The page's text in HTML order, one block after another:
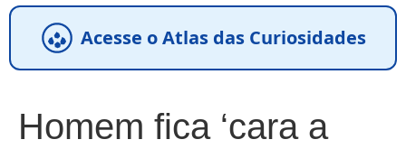
Acesse o Atlas das Curiosidades
Homem fica ‘cara a